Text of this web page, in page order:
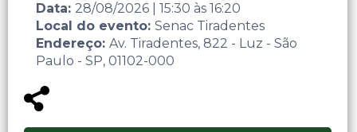
Data: 28/08/2026 15:30 às 16:20
Local do evento: Senac Tiradentes
Endereço: Av. Tiradentes, 822 - Luz - São
Paulo - SP, 01102-000